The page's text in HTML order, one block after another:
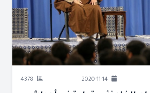
2020-11-14